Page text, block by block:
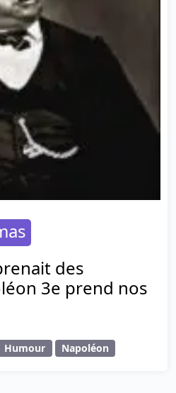
des
3e prend nos
Humour Napoléon